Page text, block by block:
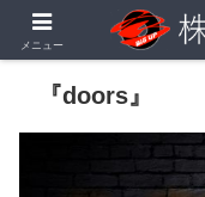
『doors』
メニュー